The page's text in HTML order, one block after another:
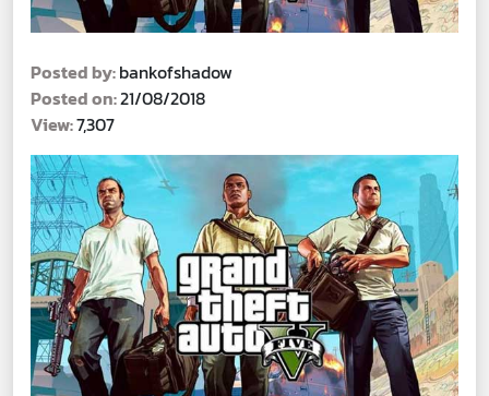
Posted by:bankofshadow
Posted on:21/08/2018
View:7,307